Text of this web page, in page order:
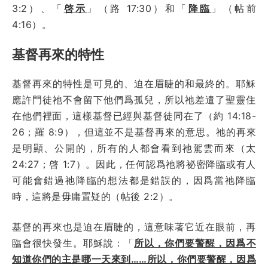
3:2）、「 啓示 」（路 17:30）和「 降臨 」（帖前
4:16）。
基督再來的特性
基督再來的特性是可見的、迫在眉睫的和最終的。耶穌
應許門徒祂不會留下他們爲孤兒，所以祂差遣了聖靈住
在他們裡面，這樣基督已經與基督徒同在了（約 14:18-
26；羅 8:9），但這並不是基督再來的意思。祂的再來
是明顯、公開的，所有的人都會看到祂駕雲而來（太
24:27；啓 1:7）。因此，任何認爲祂將祕密降臨或有人
可能會錯過祂降臨的想法都是錯誤的，因爲當祂降臨
時，這將是毋庸置疑的（帖後 2:2）。
基督的再來也是迫在眉睫的，這意味著它近在眼前，再
臨會很快發生。耶穌說：「 所以，你們要警醒，因爲不
知道你們的主是哪一天來到……所以，你們要警醒，因爲